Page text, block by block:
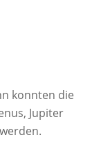
konnten die
Jupiter